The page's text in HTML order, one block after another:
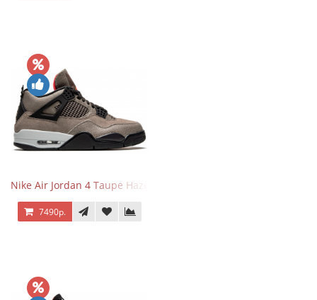
Nike Air Jordan 4 Taupe Haze
7490р.